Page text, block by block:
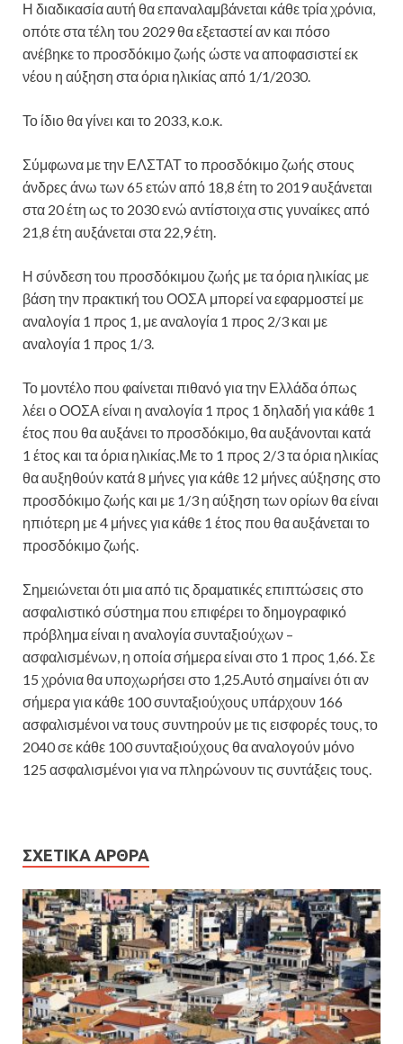
Η διαδικασία αυτή θα επαναλαμβάνεται κάθε τρία χρόνια,
οπότε στα τέλη του 2029 θα εξεταστεί αν και πόσο
ανέβηκε το προσδόκιμο ζωής ώστε να αποφασιστεί εκ
νέου η αύξηση στα όρια ηλικίας από 1/1/2030.
Το ίδιο θα γίνει και το 2033, κ.ο.κ.
Σύμφωνα με την ΕΛΣΤΑΤ το προσδόκιμο ζωής στους
άνδρες άνω των 65 ετών από 18,8 έτη το 2019 αυξάνεται
στα 20 έτη ως το 2030 ενώ αντίστοιχα στις γυναίκες από
21,8 έτη αυξάνεται στα 22,9 έτη.
Η σύνδεση του προσδόκιμου ζωής με τα όρια ηλικίας με
βάση την πρακτική του ΟΟΣΑ μπορεί να εφαρμοστεί με
αναλογία 1 προς 1, με αναλογία 1 προς 2/3 και με
αναλογία 1 προς 1/3.
Το μοντέλο που φαίνεται πιθανό για την Ελλάδα όπως
λέει ο ΟΟΣΑ είναι η αναλογία 1 προς 1 δηλαδή για κάθε 1
έτος που θα αυξάνει το προσδόκιμο, θα αυξάνονται κατά
1 έτος και τα όρια ηλικίας.Με το 1 προς 2/3 τα όρια ηλικίας
θα αυξηθούν κατά 8 μήνες για κάθε 12 μήνες αύξησης στο
προσδόκιμο ζωής και με 1/3 η αύξηση των ορίων θα είναι
ηπιότερη με 4 μήνες για κάθε 1 έτος που θα αυξάνεται το
προσδόκιμο ζωής.
Σημειώνεται ότι μια από τις δραματικές επιπτώσεις στο
ασφαλιστικό σύστημα που επιφέρει το δημογραφικό
πρόβλημα είναι η αναλογία συνταξιούχων –
ασφαλισμένων, η οποία σήμερα είναι στο 1 προς 1,66. Σε
15 χρόνια θα υποχωρήσει στο 1,25.Αυτό σημαίνει ότι αν
σήμερα για κάθε 100 συνταξιούχους υπάρχουν 166
ασφαλισμένοι να τους συντηρούν με τις εισφορές τους, το
2040 σε κάθε 100 συνταξιούχους θα αναλογούν μόνο
125 ασφαλισμένοι για να πληρώνουν τις συντάξεις τους.
ΣΧΕΤΙΚΆ ΆΡΘΡΑ